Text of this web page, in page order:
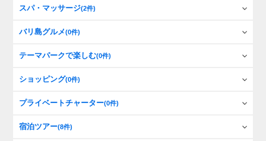
スパ・マッサージ(2件)
バリ島グルメ(0件)
テーマパークで楽しむ(0件)
ショッピング(0件)
プライベートチャーター(0件)
宿泊ツアー(8件)